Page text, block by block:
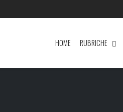
HOME RUBRICHE